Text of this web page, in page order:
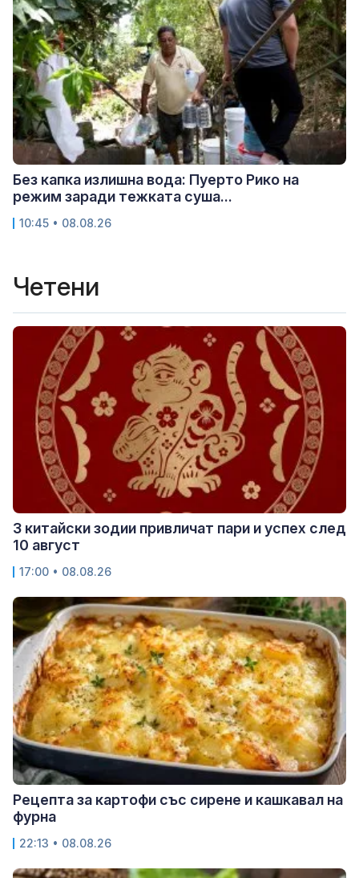
Без капка излишна вода: Пуерто Рико на
режим заради тежката суша...
10:45 • 08.08.26
Четени
3 китайски зодии привличат пари и успех след
10 август
17:00 • 08.08.26
Рецепта за картофи със сирене и кашкавал на
фурна
22:13 • 08.08.26